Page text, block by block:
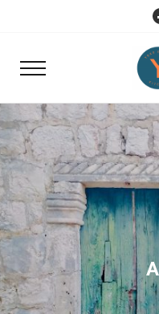
Skip to header right
Menu